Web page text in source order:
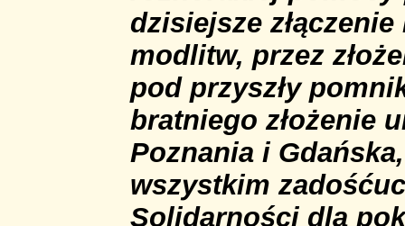
dzisiejsze
modlitw, przez
pod przyszły
bratniego złożenie
Poznania i
wszystkim
Solidarności dla